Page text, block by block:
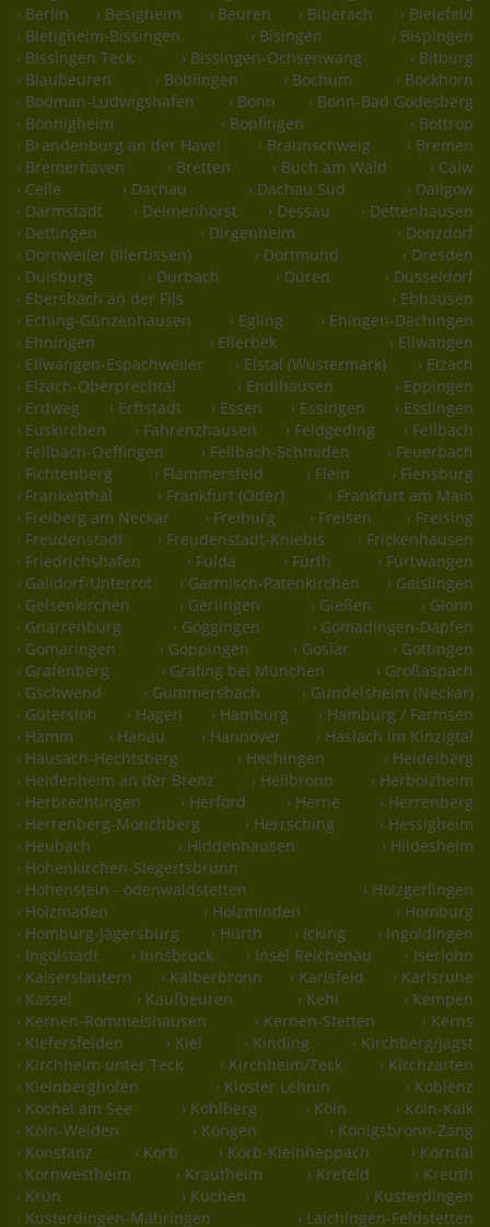
› Berlin
› Besigheim › Beuren › Biberach
› Bielefeld
› Bietigheim-Bissingen
› Bisingen
› Bispingen
› Bissingen Teck
› Bissingen-Ochsenwang
› Bitburg
› Blaubeuren
› Böblingen › Bochum
› Bockhorn
› Bodman-Ludwigshafen
› Bonn
› Bonn-Bad Godesberg
› Bönnigheim
› Bopfingen
› Bottrop
› Brandenburg an der Havel
› Braunschweig
› Bremen
› Bremerhaven
› Bretten › Buch am Wald
› Calw
› Celle
› Dachau › Dachau Süd
› Dallgow
› Darmstadt
› Delmenhorst › Dessau
› Dettenhausen
› Dettingen
› Dirgenheim
› Donzdorf
› Dornweiler (Illertissen)
› Dortmund
› Dresden
› Duisburg
› Durbach › Düren
› Düsseldorf
› Ebersbach an der Fils
› Ebhausen
› Eching-Günzenhausen
› Egling
› Ehingen-Dächingen
› Ehningen
› Ellerbek
› Ellwangen
› Ellwangen-Espachweiler
› Elstal (Wustermark)
› Elzach
› Elzach-Oberprechtal
› Endlhausen
› Eppingen
› Erdweg
› Erftstadt › Essen › Essingen
› Esslingen
› Euskirchen
› Fahrenzhausen › Feldgeding
› Fellbach
› Fellbach-Oeffingen
› Fellbach-Schmiden
› Feuerbach
› Fichtenberg
› Flammersfeld › Flein
› Flensburg
› Frankenthal
› Frankfurt (Oder)
› Frankfurt am Main
› Freiberg am Neckar
› Freiburg › Freisen
› Freising
› Freudenstadt
› Freudenstadt-Kniebis
› Frickenhausen
› Friedrichshafen
› Fulda › Fürth
› Furtwangen
› Gaildorf-Unterrot
› Garmisch-Patenkirchen
› Geislingen
› Gelsenkirchen
› Gerlingen › Gießen
› Glonn
› Gnarrenburg
› Göggingen
› Gomadingen-Dapfen
› Gomaringen
› Göppingen › Goslar
› Göttingen
› Grafenberg
› Grafing bei München
› Großaspach
› Gschwend
› Gummersbach
› Gundelsheim (Neckar)
› Gütersloh
› Hagen › Hamburg
› Hamburg / Farmsen
› Hamm
› Hanau › Hannover
› Haslach im Kinzigtal
› Hausach-Hechtsberg
› Hechingen
› Heidelberg
› Heidenheim an der Brenz
› Heilbronn
› Herbolzheim
› Herbrechtingen
› Herford › Herne
› Herrenberg
› Herrenberg-Mönchberg
› Herrsching
› Hessigheim
› Heubach
› Hiddenhausen
› Hildesheim
› Höhenkirchen-Siegertsbrunn
› Hohenstein - ödenwaldstetten
› Holzgerlingen
› Holzmaden
› Holzminden
› Homburg
› Homburg-Jägersburg
› Hürth › Icking
› Ingoldingen
› Ingolstadt
› Innsbruck › Insel Reichenau
› Iserlohn
› Kaiserslautern
› Kälberbronn › Karlsfeld
› Karlsruhe
› Kassel
› Kaufbeuren › Kehl
› Kempen
› Kernen-Rommelshausen
› Kernen-Stetten
› Kerns
› Kiefersfelden
› Kiel › Kinding
› Kirchberg/jagst
› Kirchheim unter Teck
› Kirchheim/Teck
› Kirchzarten
› Kleinberghofen
› Kloster Lehnin
› Koblenz
› Kochel am See
› Kohlberg › Köln
› Köln-Kalk
› Köln-Weiden
› Köngen
› Königsbronn-Zang
› Konstanz
› Korb › Korb-Kleinheppach
› Korntal
› Kornwestheim
› Krautheim › Krefeld
› Kreuth
› Krün
› Kuchen
› Kusterdingen
› Kusterdingen-Mähringen
› Laichingen-Feldstetten